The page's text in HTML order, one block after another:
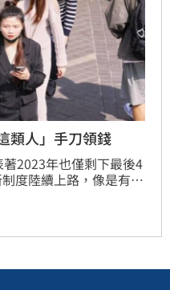
類人」手刀領錢
2023年也僅剩下最後4
度陸續上路，像是有4
合資格的長輩，最高可